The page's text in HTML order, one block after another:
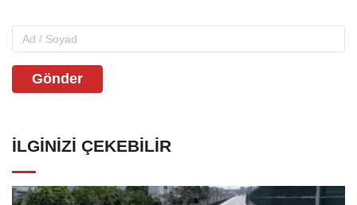
Gönder
İLGINIZI ÇEKEBILIR